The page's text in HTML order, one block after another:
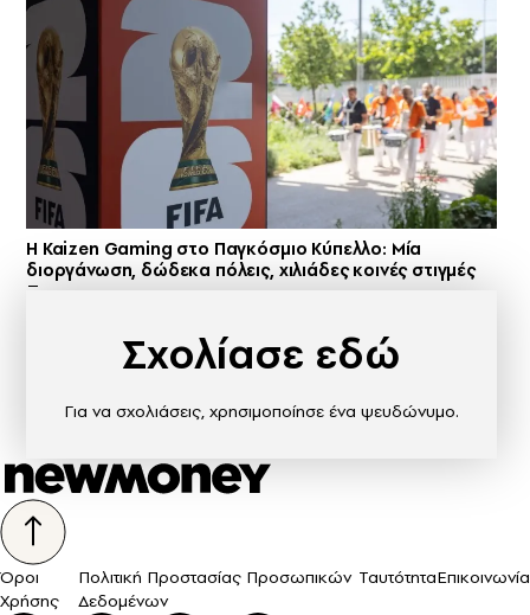
H Kaizen Gaming στο Παγκόσμιο Kύπελλο: Μία
διοργάνωση, δώδεκα πόλεις, χιλιάδες κοινές στιγμές
Σχολίασε εδώ
Για να σχολιάσεις, χρησιμοποίησε ένα ψευδώνυμο.
Όροι
Χρήσης
Πολιτική Προστασίας Προσωπικών
Δεδομένων
ΤαυτότηταΕπικοινωνία